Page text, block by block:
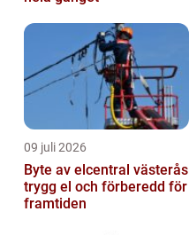
09 juli 2026
Byte av elcentral västerås
trygg el och förberedd för
framtiden